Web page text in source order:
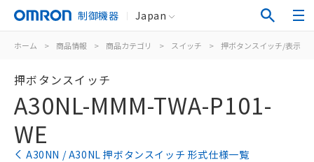
制御機器 Japan
ホーム > 商品情報 > 商品カテゴリ > スイッチ > 押ボタンスイッチ/表示灯
押ボタンスイッチ
A30NL-MMM-TWA-P101-
WE
A30NN / A30NL 押ボタンスイッチ 形式仕様一覧